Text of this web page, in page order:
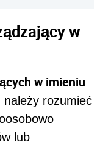
w
w imieniu
należy rozumieć
lub